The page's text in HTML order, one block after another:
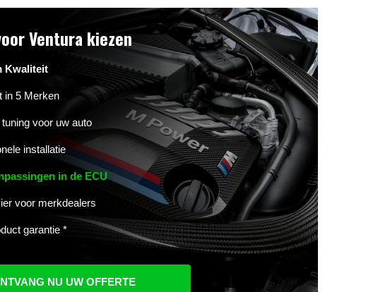
Ventura kiezen
Kwaliteit
in 5 Merken
tuning voor uw auto
installatie
in de ECU
voor merkdealers
garantie *
NU UW OFFERTE